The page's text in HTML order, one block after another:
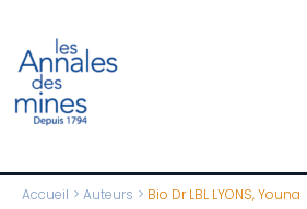
contenu
Accueil Auteurs Bio Dr LBL LYONS, Youna